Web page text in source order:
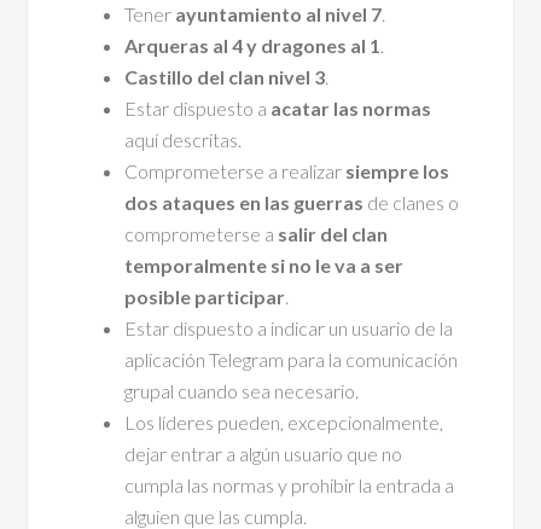
Tener ayuntamiento al nivel 7.
Arqueras al 4 y dragones al 1.
Castillo del clan nivel 3.
Estar dispuesto a acatar las normas
aquí descritas.
Comprometerse a realizar siempre los
dos ataques en las guerras de clanes o
comprometerse a salir del clan
temporalmente si no le va a ser
posible participar.
Estar dispuesto a indicar un usuario de la
aplicación Telegram para la comunicación
grupal cuando sea necesario.
Los líderes pueden, excepcionalmente,
dejar entrar a algún usuario que no
cumpla las normas y prohibir la entrada a
alguien que las cumpla.